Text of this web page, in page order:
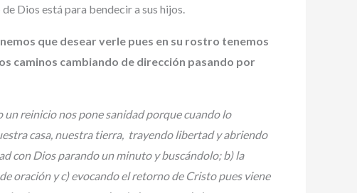
Dios está para bendecir a sus hijos.
que desear verle pues en su rostro tenemos
caminos cambiando de dirección pasando por
un reinicio nos pone sanidad porque cuando lo
casa, nuestra tierra, trayendo libertad y abriendo
con Dios parando un minuto y buscándolo; b) la
oración y c) evocando el retorno de Cristo pues viene